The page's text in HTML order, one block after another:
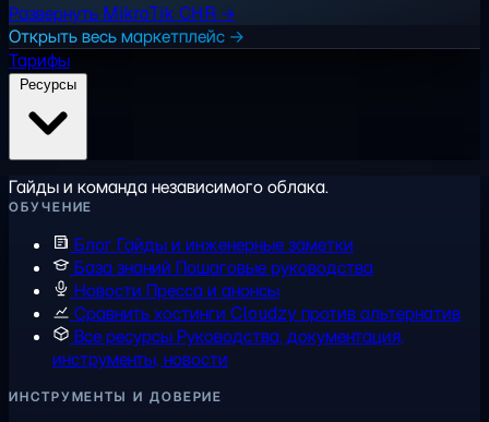
Развернуть MikroTik CHR →
Открыть весь маркетплейс →
Тарифы
Гайды и команда независимого облака.
ОБУЧЕНИЕ
Блог Гайды и инженерные заметки
База знаний Пошаговые руководства
Новости Пресса и анонсы
Сравнить хостинги Cloudzy против альтернатив
Все ресурсыРуководства, документация,
инструменты, новости
ИНСТРУМЕНТЫ И ДОВЕРИЕ